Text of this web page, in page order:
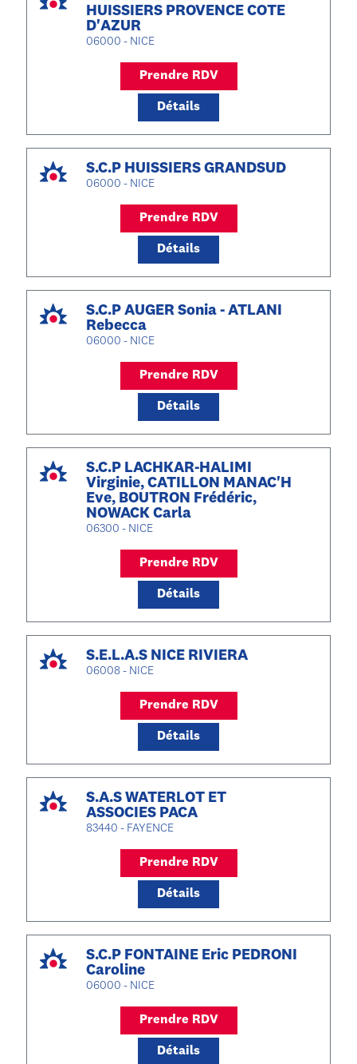
HUISSIERS PROVENCE COTE
D'AZUR
06000 - NICE
Prendre RDV
Détails
S.C.P HUISSIERS GRANDSUD
06000 - NICE
Prendre RDV
Détails
S.C.P AUGER Sonia - ATLANI
Rebecca
06000 - NICE
Prendre RDV
Détails
S.C.P LACHKAR-HALIMI
Virginie, CATILLON MANAC'H
Eve, BOUTRON Frédéric,
NOWACK Carla
06300 - NICE
Prendre RDV
Détails
S.E.L.A.S NICE RIVIERA
06008 - NICE
Prendre RDV
Détails
S.A.S WATERLOT ET
ASSOCIES PACA
83440 - FAYENCE
Prendre RDV
Détails
S.C.P FONTAINE Eric PEDRONI
Caroline
06000 - NICE
Prendre RDV
Détails